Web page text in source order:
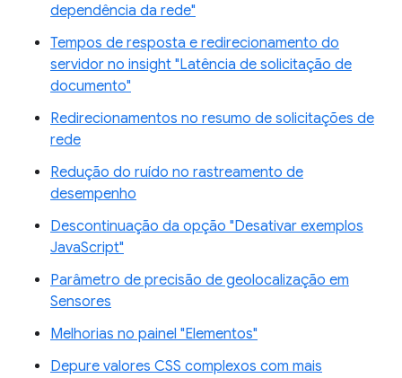
dependência da rede"
Tempos de resposta e redirecionamento do
servidor no insight "Latência de solicitação de
documento"
Redirecionamentos no resumo de solicitações de
rede
Redução do ruído no rastreamento de
desempenho
Descontinuação da opção "Desativar exemplos
JavaScript"
Parâmetro de precisão de geolocalização em
Sensores
Melhorias no painel "Elementos"
Depure valores CSS complexos com mais